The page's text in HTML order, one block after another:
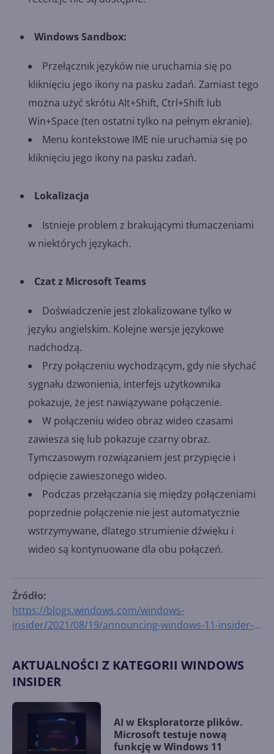
Windows Sandbox:
Przełącznik języków nie uruchamia się po
kliknięciu jego ikony na pasku zadań. Zamiast tego
można użyć skrótu Alt+Shift, Ctrl+Shift lub
Win+Space (ten ostatni tylko na pełnym ekranie).
Menu kontekstowe IME nie uruchamia się po
kliknięciu jego ikony na pasku zadań.
Lokalizacja
Istnieje problem z brakującymi tłumaczeniami
w niektórych językach.
Czat z Microsoft Teams
Doświadczenie jest zlokalizowane tylko w
języku angielskim. Kolejne wersje językowe
nadchodzą.
Przy połączeniu wychodzącym, gdy nie słychać
sygnału dzwonienia, interfejs użytkownika
pokazuje, że jest nawiązywane połączenie.
W połączeniu wideo obraz wideo czasami
zawiesza się lub pokazuje czarny obraz.
Tymczasowym rozwiązaniem jest przypięcie i
odpięcie zawieszonego wideo.
Podczas przełączania się między połączeniami
poprzednie połączenie nie jest automatycznie
wstrzymywane, dlatego strumienie dźwięku i
wideo są kontynuowane dla obu połączeń.
Źródło:
https://blogs.windows.com/windows-
insider/2021/08/19/announcing-windows-11-insider-
AKTUALNOŚCI Z KATEGORII WINDOWS
INSIDER
AI w Eksploratorze plików.
Microsoft testuje nową
funkcję w Windows 11